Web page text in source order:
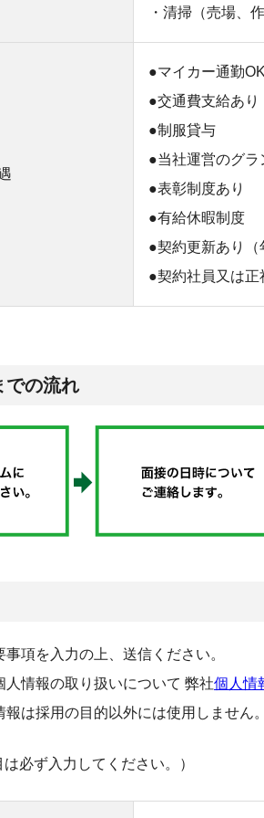
・清掃（売場、
●マイカー通勤
●交通費支給あり
●制服貸与
●当社運営のグラ
●表彰制度あり
●有給休暇制度
●契約更新あり（
●契約社員又は正
での流れ
項を入力の上、送信ください。
人情報の取り扱いについて 弊社個人情
は採用の目的以外には使用しません。
必ず入力してください。）